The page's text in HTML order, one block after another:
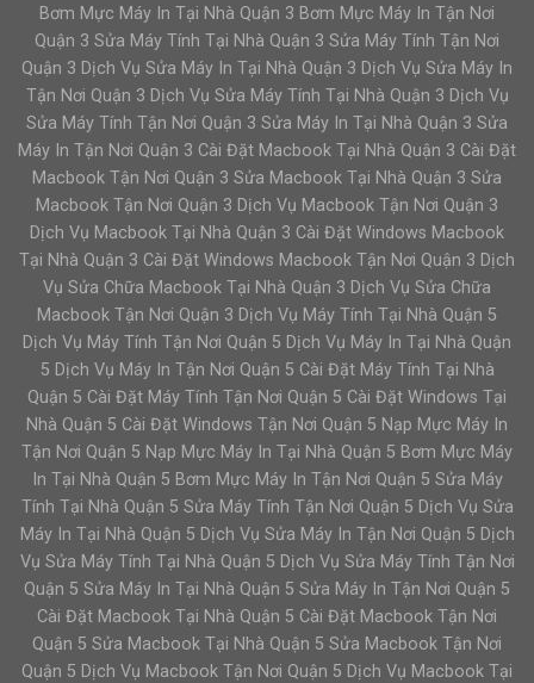
Bơm Mực Máy In Tại Nhà Quận 3 Bơm Mực Máy In Tận Nơi
Quận 3 Sửa Máy Tính Tại Nhà Quận 3 Sửa Máy Tính Tận Nơi
Quận 3 Dịch Vụ Sửa Máy In Tại Nhà Quận 3 Dịch Vụ Sửa Máy In
Tận Nơi Quận 3 Dịch Vụ Sửa Máy Tính Tại Nhà Quận 3 Dịch Vụ
Sửa Máy Tính Tận Nơi Quận 3 Sửa Máy In Tại Nhà Quận 3 Sửa
Máy In Tận Nơi Quận 3 Cài Đặt Macbook Tại Nhà Quận 3 Cài Đặt
Macbook Tận Nơi Quận 3 Sửa Macbook Tại Nhà Quận 3 Sửa
Macbook Tận Nơi Quận 3 Dịch Vụ Macbook Tận Nơi Quận 3
Dịch Vụ Macbook Tại Nhà Quận 3 Cài Đặt Windows Macbook
Tại Nhà Quận 3 Cài Đặt Windows Macbook Tận Nơi Quận 3 Dịch
Vụ Sửa Chữa Macbook Tại Nhà Quận 3 Dịch Vụ Sửa Chữa
Macbook Tận Nơi Quận 3 Dịch Vụ Máy Tính Tại Nhà Quận 5
Dịch Vụ Máy Tính Tận Nơi Quận 5 Dịch Vụ Máy In Tại Nhà Quận
5 Dịch Vụ Máy In Tận Nơi Quận 5 Cài Đặt Máy Tính Tại Nhà
Quận 5 Cài Đặt Máy Tính Tận Nơi Quận 5 Cài Đặt Windows Tại
Nhà Quận 5 Cài Đặt Windows Tận Nơi Quận 5 Nạp Mực Máy In
Tận Nơi Quận 5 Nạp Mực Máy In Tại Nhà Quận 5 Bơm Mực Máy
In Tại Nhà Quận 5 Bơm Mực Máy In Tận Nơi Quận 5 Sửa Máy
Tính Tại Nhà Quận 5 Sửa Máy Tính Tận Nơi Quận 5 Dịch Vụ Sửa
Máy In Tại Nhà Quận 5 Dịch Vụ Sửa Máy In Tận Nơi Quận 5 Dịch
Vụ Sửa Máy Tính Tại Nhà Quận 5 Dịch Vụ Sửa Máy Tính Tận Nơi
Quận 5 Sửa Máy In Tại Nhà Quận 5 Sửa Máy In Tận Nơi Quận 5
Cài Đặt Macbook Tại Nhà Quận 5 Cài Đặt Macbook Tận Nơi
Quận 5 Sửa Macbook Tại Nhà Quận 5 Sửa Macbook Tận Nơi
Quận 5 Dịch Vụ Macbook Tận Nơi Quận 5 Dịch Vụ Macbook Tại